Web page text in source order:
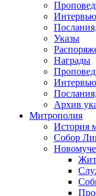
Указы
Награды
Архив
Митрополия
История
Собор